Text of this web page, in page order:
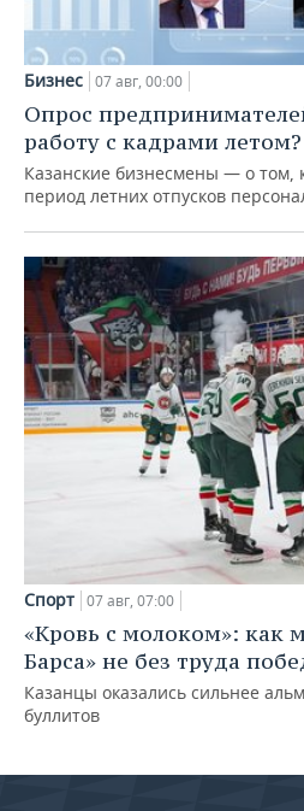
Бизнес 07 авг, 00:00
Опрос
работу с кадрами летом?
Казанские бизнесмены — о том,
период летних отпусков
Спорт 07 авг, 07:00
«Кровь с молоком»: как
Барса» не без труда
Казанцы оказались сильнее
буллитов